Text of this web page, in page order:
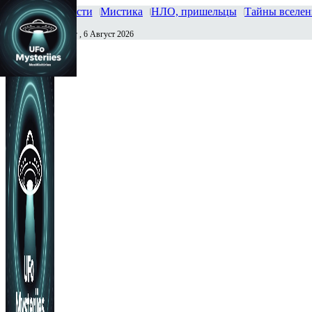
Главная Новости Мистика НЛО, пришельцы Тайны
Сегодня Четверг , 6 Август 2026